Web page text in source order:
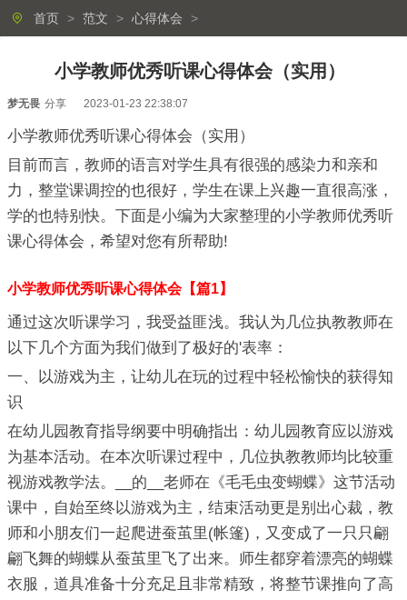
首页 > 范文 > 心得体会 >
小学教师优秀听课心得体会（实用）
梦无畏 分享 2023-01-23 22:38:07
小学教师优秀听课心得体会（实用）
目前而言，教师的语言对学生具有很强的感染力和亲和
力，整堂课调控的也很好，学生在课上兴趣一直很高涨，
学的也特别快。下面是小编为大家整理的小学教师优秀听
课心得体会，希望对您有所帮助!
小学教师优秀听课心得体会【篇1】
通过这次听课学习，我受益匪浅。我认为几位执教教师在
以下几个方面为我们做到了极好的'表率：
一、以游戏为主，让幼儿在玩的过程中轻松愉快的获得知
识
在幼儿园教育指导纲要中明确指出：幼儿园教育应以游戏
为基本活动。在本次听课过程中，几位执教教师均比较重
视游戏教学法。__的__老师在《毛毛虫变蝴蝶》这节活动
课中，自始至终以游戏为主，结束活动更是别出心裁，教
师和小朋友们一起爬进蚕茧里(帐篷)，又变成了一只只翩
翩飞舞的蝴蝶从蚕茧里飞了出来。师生都穿着漂亮的蝴蝶
衣服，道具准备十分充足且非常精致，将整节课推向了高